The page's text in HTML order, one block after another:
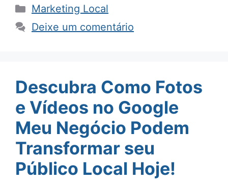
Categorias
Marketing Local
Deixe um comentário
Descubra Como Fotos
e Vídeos no Google
Meu Negócio Podem
Transformar seu
Público Local Hoje!